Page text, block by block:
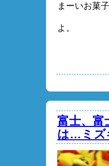
まーいお菓
よ。
富士、富
は…ミズ